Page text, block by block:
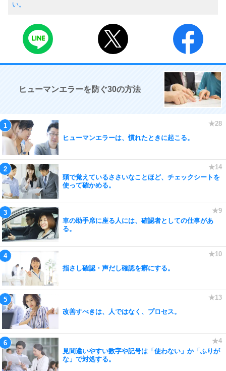
い。
ヒューマンエラーを防ぐ30の方法
ヒューマンエラーは、慣れたときに起こる。
頭で覚えているささいなことほど、チェックシートを
使って確かめる。
車の助手席に座る人には、確認者としての仕事があ
る。
指さし確認・声だし確認を癖にする。
改善すべきは、人ではなく、プロセス。
見間違いやすい数字や記号は「使わない」か「ふりが
な」で対処する。